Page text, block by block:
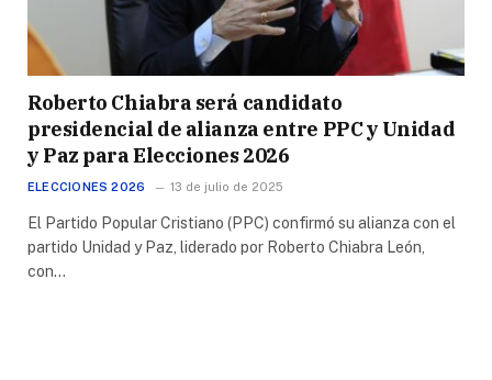
Roberto Chiabra será candidato
presidencial de alianza entre PPC y Unidad
y Paz para Elecciones 2026
ELECCIONES 2026 13 de julio de 2025
El Partido Popular Cristiano (PPC) confirmó su alianza con el
partido Unidad y Paz, liderado por Roberto Chiabra León,
con…